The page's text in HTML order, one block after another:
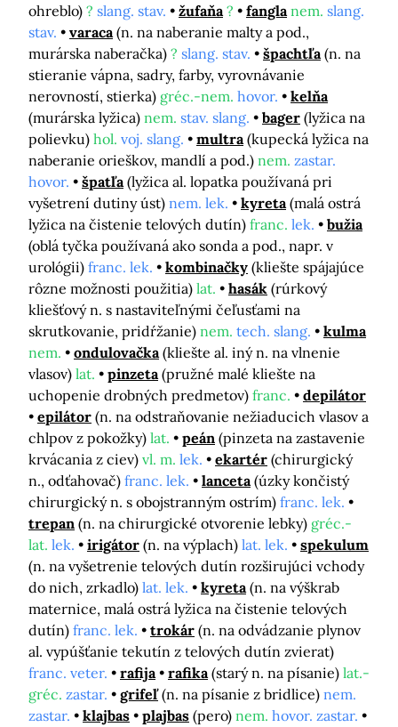
ohreblo) ? slang. stav. žufaňa ? fangla nem. slang.
stav.
varaca (n. na naberanie malty a pod.,
murárska naberačka) ? slang. stav. špachtľa (n. na
stieranie vápna, sadry, farby, vyrovnávanie
nerovností, stierka) gréc.-nem. hovor.
kelňa
(murárska lyžica) nem. stav. slang. bager (lyžica na
polievku) hol. voj. slang. multra (kupecká lyžica na
naberanie orieškov, mandlí a pod.) nem. zastar.
hovor.
špatľa (lyžica al. lopatka používaná pri
vyšetrení dutiny úst) nem. lek. kyreta (malá ostrá
lyžica na čistenie telových dutín) franc. lek.
bužia
(oblá tyčka používaná ako sonda a pod., napr. v
urológii) franc. lek. kombinačky (kliešte spájajúce
rôzne možnosti použitia) lat. hasák (rúrkový
kliešťový n. s nastaviteľnými čeľusťami na
skrutkovanie, pridŕžanie) nem. tech. slang.
kulma
nem.
ondulovačka (kliešte al. iný n. na vlnenie
vlasov) lat. pinzeta (pružné malé kliešte na
uchopenie drobných predmetov) franc.
depilátor
epilátor (n. na odstraňovanie nežiaducich vlasov a
chlpov z pokožky) lat. peán (pinzeta na zastavenie
krvácania z ciev) vl. m. lek. ekartér (chirurgický
n., odťahovač) franc. lek. lanceta (úzky končistý
chirurgický n. s obojstranným ostrím) franc. lek.
trepan (n. na chirurgické otvorenie lebky) gréc.-
lat. lek. irigátor (n. na výplach) lat. lek.
spekulum
(n. na vyšetrenie telových dutín rozširujúci vchody
do nich, zrkadlo) lat. lek. kyreta (n. na výškrab
maternice, malá ostrá lyžica na čistenie telových
dutín) franc. lek. trokár (n. na odvádzanie plynov
al. vypúšťanie tekutín z telových dutín zvierat)
franc. veter.
rafija rafika (starý n. na písanie) lat.-
gréc. zastar. grifeľ (n. na písanie z bridlice) nem.
zastar.
klajbas plajbas (pero) nem. hovor. zastar.